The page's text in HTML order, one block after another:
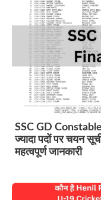
SSC GD
ज्यादा पदों पर चयन
महत्वपूर्ण जानकारी